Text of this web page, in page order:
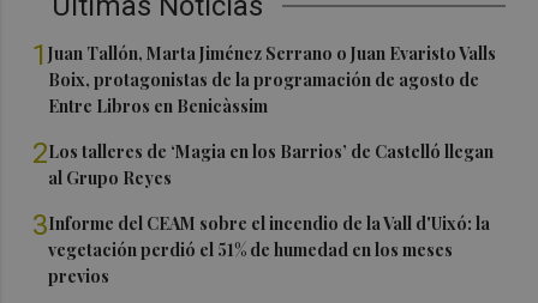
1Juan Tallón, Marta Jiménez Serrano o Juan Evaristo Valls
Boix, protagonistas de la programación de agosto de
Entre Libros en Benicàssim
2Los talleres de ‘Magia en los Barrios’ de Castelló llegan
al Grupo Reyes
3Informe del CEAM sobre el incendio de la Vall d'Uixó: la
vegetación perdió el 51% de humedad en los meses
previos